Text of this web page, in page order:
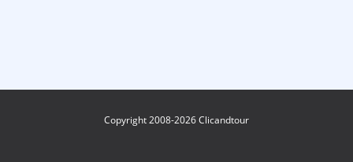
Copyright 2008-2026 Clicandtour